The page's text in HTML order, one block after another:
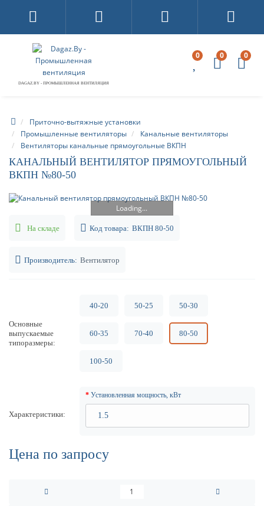
DAGAZ.BY - ПРОМЫШЛЕННАЯ ВЕНТИЛЯЦИЯ
0 0 0
Приточно-вытяжные установки
Промышленные вентиляторы
Канальные вентиляторы
Вентиляторы канальные прямоугольные ВКПН
КАНАЛЬНЫЙ ВЕНТИЛЯТОР ПРЯМОУГОЛЬНЫЙ
ВКПН №80-50
Loading...
На складе Код товара: ВКПН 80-50
Производитель: Вентилятор
Основные
выпускаемые
типоразмеры
40-20 50-25 50-30
60-35 70-40 80-50
100-50
Характеристики
Установленная мощность, кВт
Цена по запросу